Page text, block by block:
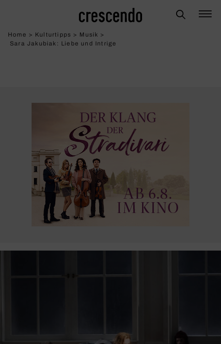
Home > Kulturtipps > Musik >
Sara Jakubiak: Liebe und Intrige